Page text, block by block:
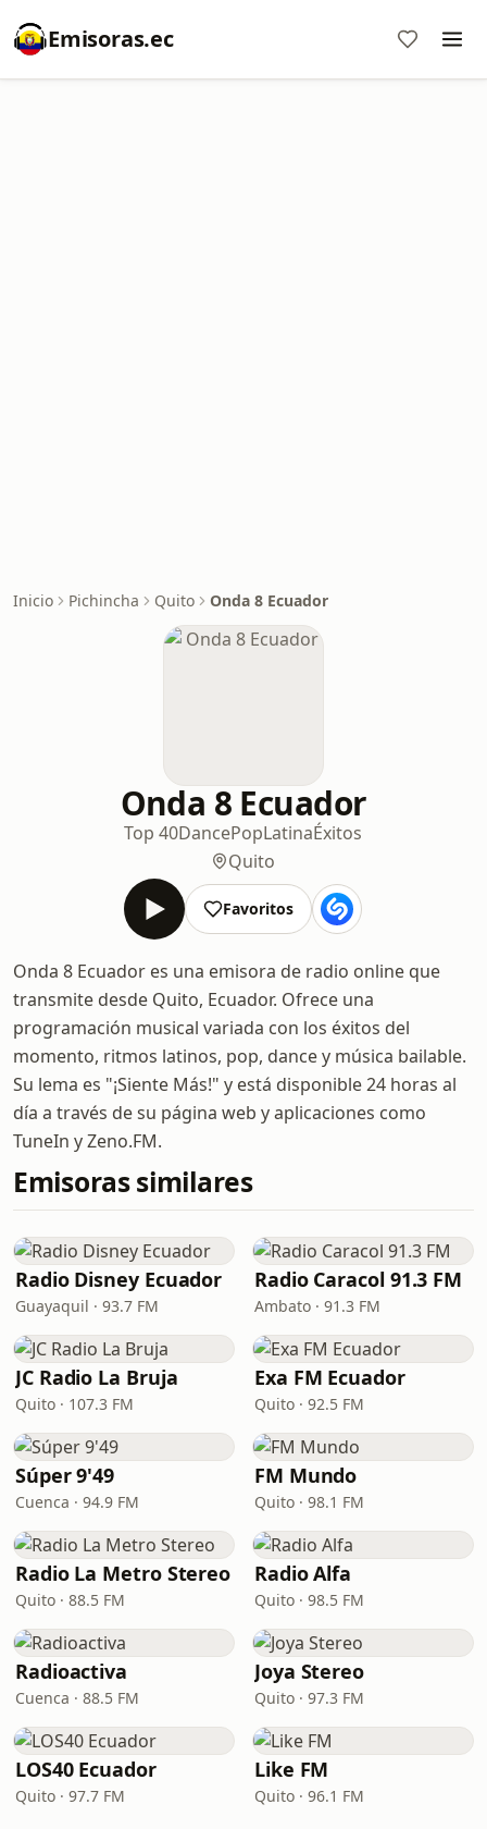
Emisoras.ec
Inicio Pichincha Quito Onda 8 Ecuador
Onda 8 Ecuador
Top 40DancePopLatinaÉxitos
Quito
Favoritos
Onda 8 Ecuador es una emisora de radio online que
transmite desde Quito, Ecuador. Ofrece una
programación musical variada con los éxitos del
momento, ritmos latinos, pop, dance y música bailable.
Su lema es "¡Siente Más!" y está disponible 24 horas al
día a través de su página web y aplicaciones como
TuneIn y Zeno.FM.
Emisoras similares
Radio Disney Ecuador
Guayaquil · 93.7 FM
Radio Caracol 91.3 FM
Ambato · 91.3 FM
JC Radio La Bruja
Quito · 107.3 FM
Exa FM Ecuador
Quito · 92.5 FM
Súper 9'49
Cuenca · 94.9 FM
FM Mundo
Quito · 98.1 FM
Radio La Metro Stereo
Quito · 88.5 FM
Radio Alfa
Quito · 98.5 FM
Radioactiva
Cuenca · 88.5 FM
Joya Stereo
Quito · 97.3 FM
LOS40 Ecuador
Quito · 97.7 FM
Like FM
Quito · 96.1 FM